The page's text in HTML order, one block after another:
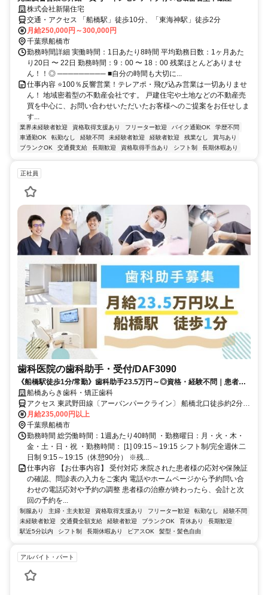
株式会社新陽住宅
交通・アクセス 「船橋駅」徒歩10分、「東海神駅」徒歩2分
月給250,000円～300,000円
千葉県船橋市
勤務時間詳細 実働時間：1日あたり8時間 平均勤務日数：1ヶ月あた
り20日 〜 22日 勤務時間：9：00 〜 18：00 残業ほとんどありませ
ん！！◎ ───────── ■自分の時間も大切に...
仕事内容 ⭐️100％反響営業！テレアポ・飛び込み営業は一切ありませ
ん！ 地域密着型の不動産会社です。 戸建住宅や土地などの不動産売
買を中心に、お問い合わせいただいたお客様へのご提案をお任せしま
す...
業界未経験者歓迎 資格取得支援あり フリーター歓迎 バイク通勤OK
学歴不問
車通勤OK
転勤なし 経験不問 未経験者歓迎 経験者歓迎 残業なし
賞与あり
ブランクOK
交通費支給 長期歓迎 資格取得手当あり シフト制 長期休暇あり
正社員
歯科医院の歯科助手・受付/DAF3090
《船橋駅徒歩1分/常勤》歯科助手23.5万円～◎資格・経験不問｜患者様
対応から受付、診療サポートまで幅広く活躍できる！
船橋あらき歯科・矯正歯科
アクセス 東武野田線〔アーバンパークライン〕 船橋北口徒歩約2分、
ＪＲ総武本線 船橋北口徒歩約2分、京成本線 京成船橋東口徒歩約5分
月給235,000円以上
千葉県船橋市
勤務時間 総労働時間：1週あたり40時間 ・勤務曜日：月・火・木・
金・土・日・祝 ・勤務時間： [1] 09:15～19:15 シフト制/完全週休二
日制 9:15～19:15（休憩90分） ※残...
仕事内容 【お仕事内容】 受付対応 来院された患者様の応対や保険証
の確認、問診表の入力をご案内 電話やホームページから予約問い合
わせの電話応対や予約の調整 患者様の治療が終わったら、会計と次
回の予約を...
制服あり 主婦・主夫歓迎 資格取得支援あり フリーター歓迎 転勤なし
経験不問
未経験者歓迎
交通費全額支給 経験者歓迎 ブランクOK 育休あり
長期歓迎
駅近5分以内
シフト制 長期休暇あり ピアスOK 髪型・髪色自由
アルバイト・パート